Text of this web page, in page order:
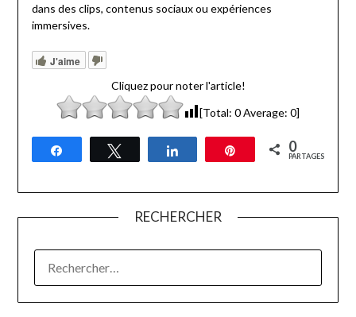
dans des clips, contenus sociaux ou expériences
immersives.
J'aime
Cliquez pour noter l'article!
[Total: 0Average: 0]
Partagez Tweetez Partagez Épingle 0
PARTAGES
RECHERCHER